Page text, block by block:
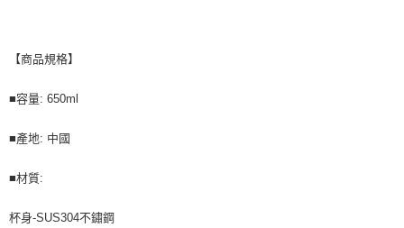
【商品規格】
■容量: 650ml
■產地: 中國
■材質:
杯身-SUS304不鏽鋼